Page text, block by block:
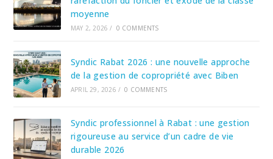
moyenne
MAY 2, 2026 / 0 COMMENTS
Syndic Rabat 2026 : une nouvelle approche
de la gestion de copropriété avec Biben
APRIL 29, 2026 / 0 COMMENTS
Syndic professionnel à Rabat : une gestion
rigoureuse au service d’un cadre de vie
durable 2026